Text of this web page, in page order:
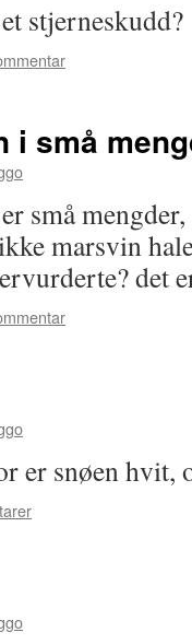
stjerneskudd?
i små
små
marsvin
det
er snøen hvit,